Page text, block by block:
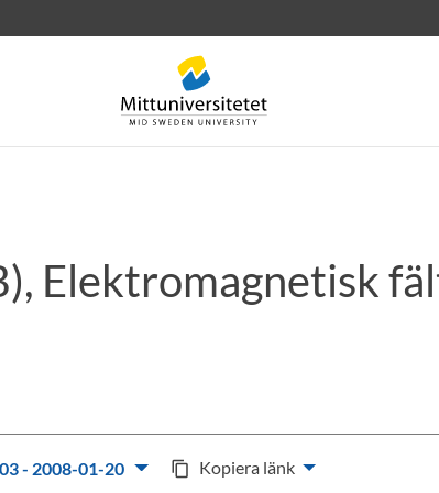
Lediga jobb
Elektromagnetisk
- 2008-01-20 content_copy Kopiera länk